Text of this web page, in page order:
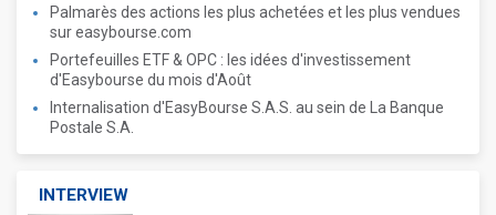
Palmarès des actions les plus achetées et les plus vendues
sur easybourse.com
Portefeuilles ETF & OPC : les idées d'investissement
d'Easybourse du mois d'Août
Internalisation d'EasyBourse S.A.S. au sein de La Banque
Postale S.A.
INTERVIEW